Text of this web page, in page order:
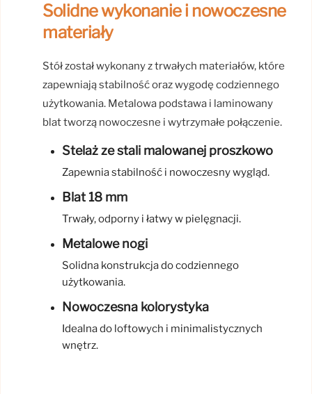
Solidne wykonanie i nowoczesne
materiały
Stół został wykonany z trwałych materiałów, które
zapewniają stabilność oraz wygodę codziennego
użytkowania. Metalowa podstawa i laminowany
blat tworzą nowoczesne i wytrzymałe połączenie.
Stelaż ze stali malowanej proszkowo
Zapewnia stabilność i nowoczesny wygląd.
Blat 18 mm
Trwały, odporny i łatwy w pielęgnacji.
Metalowe nogi
Solidna konstrukcja do codziennego
użytkowania.
Nowoczesna kolorystyka
Idealna do loftowych i minimalistycznych
wnętrz.